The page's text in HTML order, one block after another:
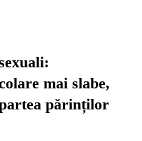
mai slabe,
părinților